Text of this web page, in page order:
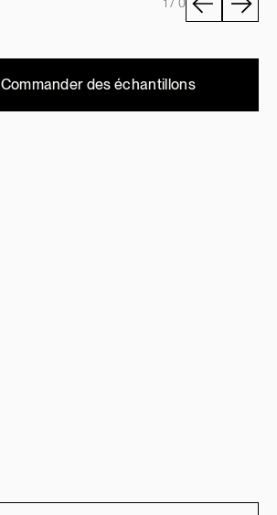
1 / 0
Commander des échantillons